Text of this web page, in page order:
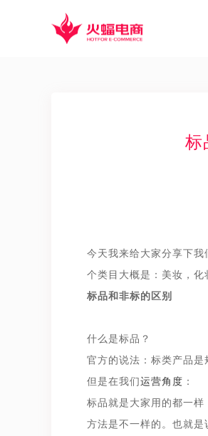
标
今天我来给大家分享下
个类目大概是：美妆，
标品和非标的区别
什么是标品？
官方的说法：标类产品
但是在我们运营角度 ：
标品就是大家用的都一
方法是不一样的。也就